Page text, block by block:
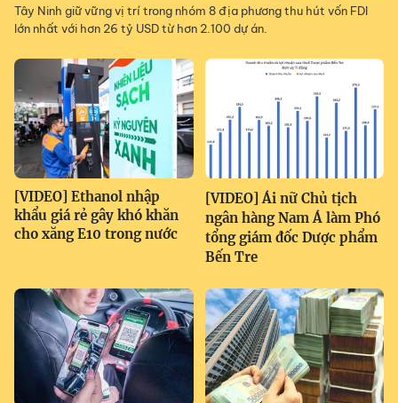
Tây Ninh giữ vững vị trí trong nhóm 8 địa phương thu hút vốn FDI
lớn nhất với hơn 26 tỷ USD từ hơn 2.100 dự án.
[VIDEO] Ethanol nhập
khẩu giá rẻ gây khó khăn
cho xăng E10 trong nước
[VIDEO] Ái nữ Chủ tịch
ngân hàng Nam Á làm Phó
tổng giám đốc Dược phẩm
Bến Tre